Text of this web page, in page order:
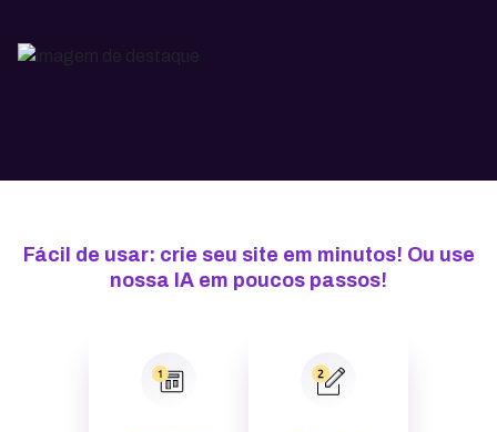
Fácil de usar: crie seu site em minutos! Ou use
nossa IA em poucos passos!